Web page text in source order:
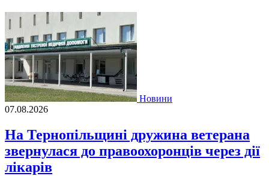
Новини
07.08.2026
На Тернопільщині дружина ветерана
звернулася до правоохоронців через дії
лікарів